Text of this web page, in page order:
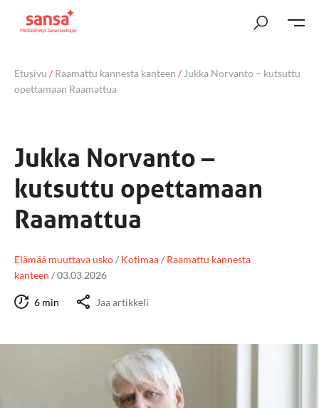
Etusivu /Raamattu kannesta kanteen / Jukka Norvanto – kutsuttu
opettamaan Raamattua
Jukka Norvanto –
kutsuttu opettamaan
Raamattua
Elämää muuttava usko/ Kotimaa/ Raamattu kannesta
kanteen /03.03.2026
6 min Jaa artikkeli